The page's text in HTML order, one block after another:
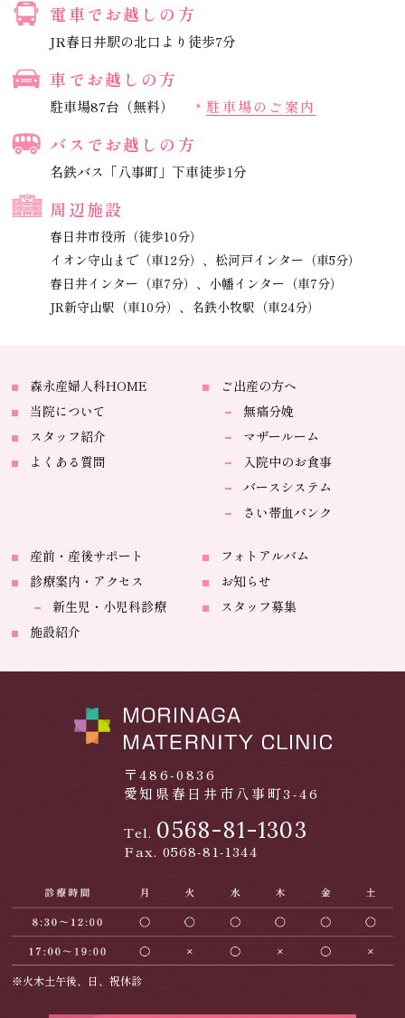
電車でお越しの方
JR春日井駅の北口より徒歩7分
車でお越しの方
駐車場87台（無料） 駐車場のご案内
バスでお越しの方
名鉄バス「八事町」下車徒歩1分
周辺施設
春日井市役所（徒歩10分）
イオン守山まで（車12分）、松河戸インター（車5分）
春日井インター（車7分）、 小幡インター（車7分）
JR新守山駅（車10分）、 名鉄小牧駅（車24分）
森永産婦人科HOME
当院について
スタッフ紹介
よくある質問
ご出産の方へ
無痛分娩
マザールーム
入院中のお食事
バースシステム
さい帯血バンク
産前・産後サポート
診療案内・アクセス
新生児・小児科診療
施設紹介
フォトアルバム
お知らせ
スタッフ募集
〒486-0836
愛知県春日井市八事町3-46
Tel. 0568-81-1303
Fax. 0568-81-1344
※火木土午後、日、祝休診